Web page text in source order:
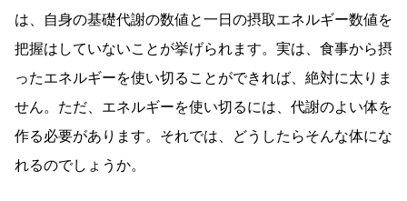
は、自身の基礎代謝の数値と一日の摂取エネルギー数値を
把握はしていないことが挙げられます。実は、食事から摂
ったエネルギーを使い切ることができれば、絶対に太りま
せん。ただ、エネルギーを使い切るには、代謝のよい体を
作る必要があります。それでは、どうしたらそんな体にな
れるのでしょうか。